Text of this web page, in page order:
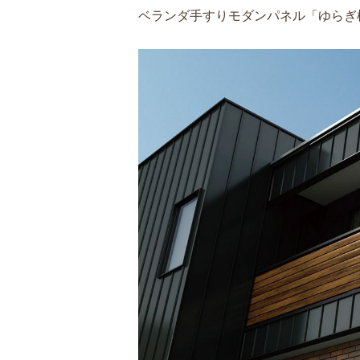
ベランダ手すりモダンパネル「ゆら